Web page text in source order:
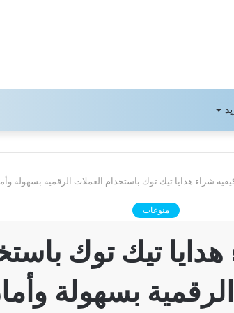
شراء هدايا تيك توك باستخدام العملات الرقمية بسهولة
منوعات
تيك توك
بسهولة